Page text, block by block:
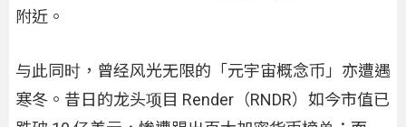
附近。
与此同时，曾经风光无限的「元宇宙概念币」亦遭遇
寒冬。昔日的龙头项目 Render（RNDR）如今市值已